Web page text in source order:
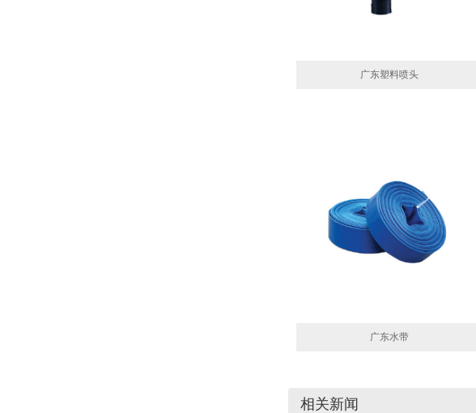
广东塑料喷头
广东水带
相关新闻